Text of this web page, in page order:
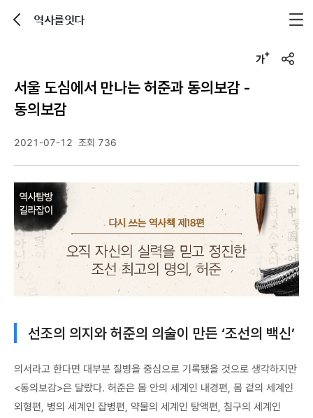
역사를잇다
u
서울 도심에서 만나는 허준과 동의보감 -
동의보감
2021-07-12 조회 736
선조의 의지와 허준의 의술이 만든 ‘조선의 백신’
의서라고 한다면 대부분 질병을 중심으로 기록됐을 것으로 생각하지만
<동의보감>은 달랐다. 허준은 몸 안의 세계인 내경편, 몸 겉의 세계인
외형편, 병의 세계인 잡병편, 약물의 세계인 탕액편, 침구의 세계인